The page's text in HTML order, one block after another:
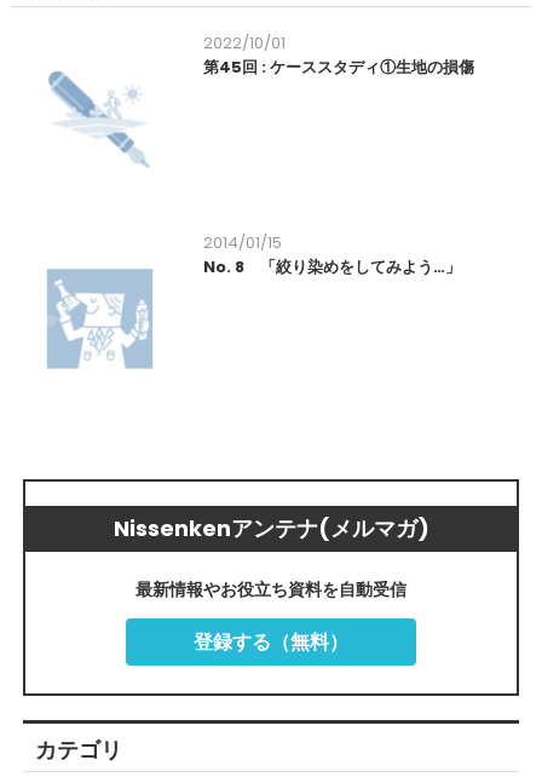
2022/10/01
第45回 : ケーススタディ①生地の損傷
2014/01/15
No. 8 「絞り染めをしてみよう…」
Nissenkenアンテナ(メルマガ)
最新情報やお役立ち資料を自動受信
登録する（無料）
カテゴリ